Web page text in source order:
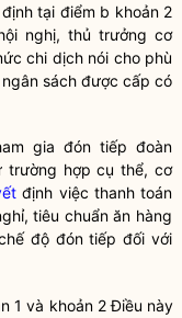
tại điểm b khoản 2
nghị, thủ trưởng cơ
chi dịch nói cho phù
sách được cấp có
gia đón tiếp đoàn
trường hợp cụ thể, cơ
định việc thanh toán
tiêu chuẩn ăn hàng
độ đón tiếp đối với
1 và khoản 2 Điều này